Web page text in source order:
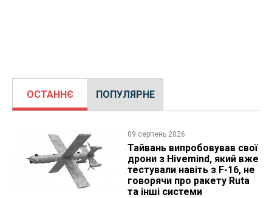
ОСТАННЄ ПОПУЛЯРНЕ
09 серпень 2026
Тайвань випробовував свої
дрони з Hivemind, який вже
тестували навіть з F-16, не
говорячи про ракету Ruta
та інші системи